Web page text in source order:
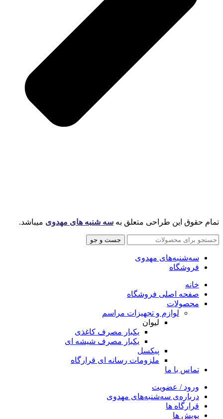
تمام حقوق این طراحی متعلق به سه شنبه های مهدوی میباشد.
جست و جو
سه‌شنبه‌های مهدوی
فروشگاه
خانه
صفحه اصلی فروشگاه
محصولات
لوازم و تجهیزات مراسم
لیوان
یکبار مصرف کاغذی
یکبار مصرف شیشه ای
پیکسل
ملزومات رسانه ای قرارگاه
تماس با ما
ورود / عضویت
درباره‌ی سه‌شنبه‌های مهدوی
قرارگاه ها
پویش ها